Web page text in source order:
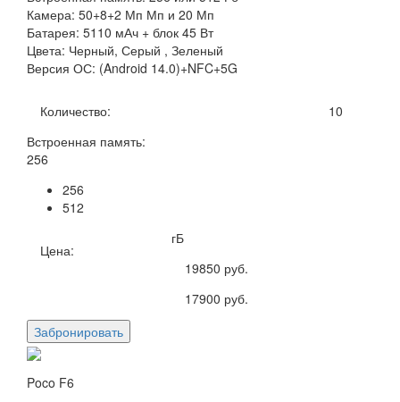
Камера: 50+8+2 Мп Мп и 20 Мп
Батарея: 5110 мАч + блок 45 Вт
Цвета: Черный, Серый , Зеленый
Версия ОС: (Android 14.0)+NFC+5G
Количество:
10
Встроенная память:
256
256
512
гБ
Цена:
19850 руб.
17900 руб.
Забронировать
Poco F6